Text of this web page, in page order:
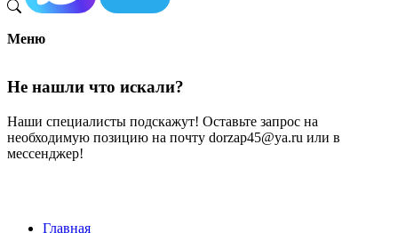
Меню
Не нашли что искали?
Наши специалисты подскажут! Оставьте запрос на
необходимую позицию на почту dorzap45@ya.ru или в
мессенджер!
Главная